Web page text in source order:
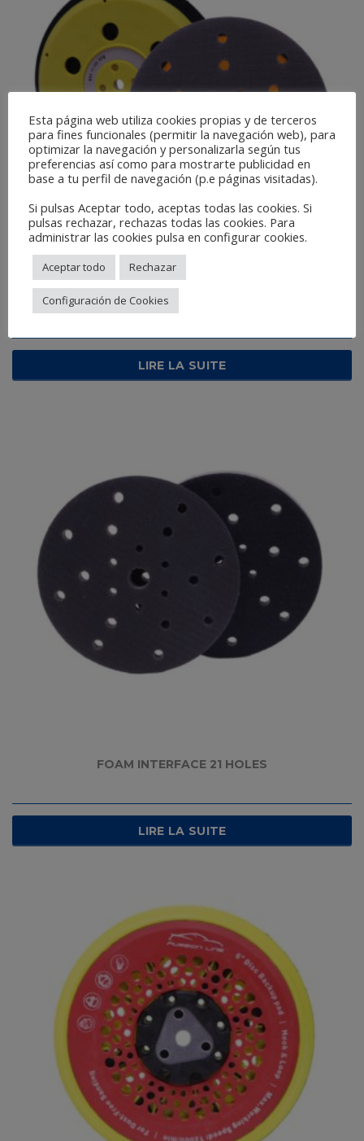
TWISTER BACK UP
LIRE LA SUITE
FOAM INTERFACE 21 HOLES
LIRE LA SUITE
Esta página web utiliza cookies propias y de terceros
para fines funcionales (permitir la navegación web), para
optimizar la navegación y personalizarla según tus
preferencias así como para mostrarte publicidad en
base a tu perfil de navegación (p.e páginas visitadas).
Si pulsas Aceptar todo, aceptas todas las cookies. Si
pulsas rechazar, rechazas todas las cookies. Para
administrar las cookies pulsa en configurar cookies.
Aceptar todo Rechazar
Configuración de Cookies